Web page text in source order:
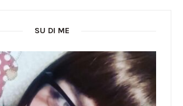
SU DI ME